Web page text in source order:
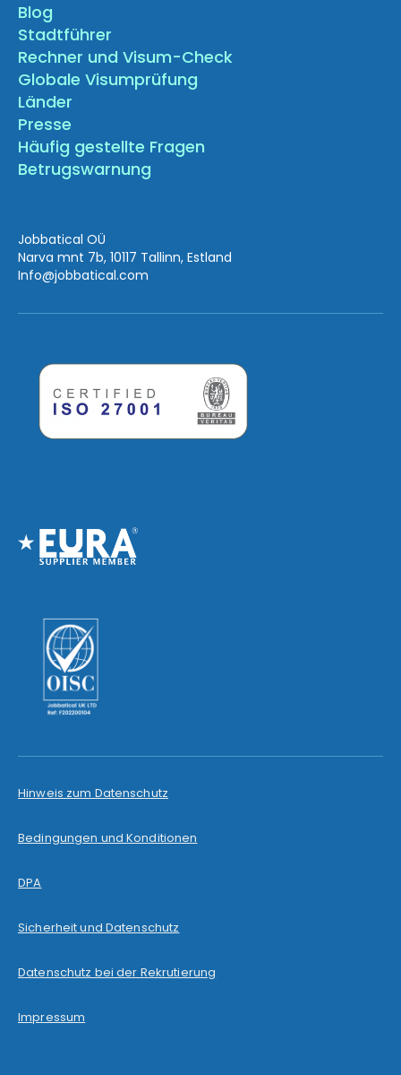
Blog
Stadtführer
Rechner und Visum-Check
Globale Visumprüfung
Länder
Presse
Häufig gestellte Fragen
Betrugswarnung
Jobbatical OÜ
Narva mnt 7b, 10117 Tallinn, Estland
Info@jobbatical.com
Hinweis zum Datenschutz
Bedingungen und Konditionen
DPA
Sicherheit und Datenschutz
Datenschutz bei der Rekrutierung
Impressum